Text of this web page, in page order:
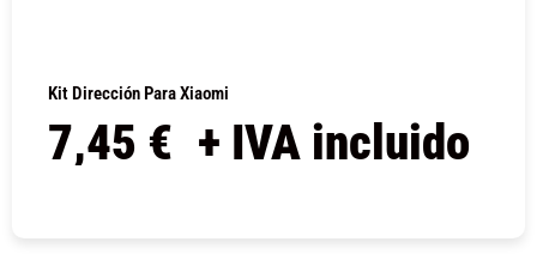
Kit Dirección Para Xiaomi
7,45 € + IVA incluido